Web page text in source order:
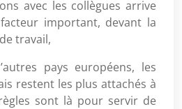
avec les collègues arrive
important, devant la
travail,
pays européens, les
restent les plus attachés à
sont là pour servir de